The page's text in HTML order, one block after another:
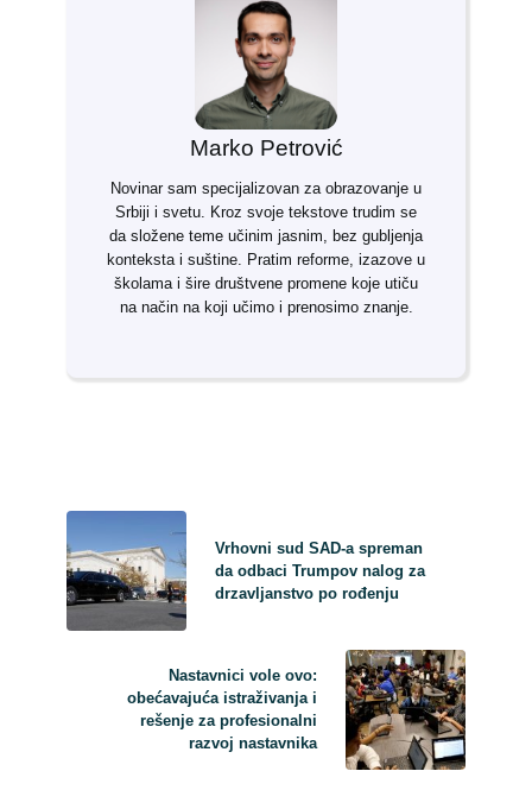
Marko Petrović
Novinar sam specijalizovan za obrazovanje u
Srbiji i svetu. Kroz svoje tekstove trudim se
da složene teme učinim jasnim, bez gubljenja
konteksta i suštine. Pratim reforme, izazove u
školama i šire društvene promene koje utiču
na način na koji učimo i prenosimo znanje.
Vrhovni sud SAD-a spreman
da odbaci Trumpov nalog za
drzavljanstvo po rođenju
Nastavnici vole ovo:
obećavajuća istraživanja i
rešenje za profesionalni
razvoj nastavnika